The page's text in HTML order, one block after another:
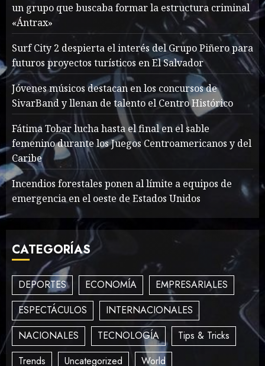
1
Searching for the
forgotten heroes of World
War Two
MAYO 14, 2024 860
2
What’s Scarier Than the
Sex Talk? Its About Weight
MAYO 14, 2024 862
3
How To Write Award
Winning Blog Headlines
4
How Many of These Italian
Foods Have You Tried?
MAYO 14, 2024 810
un grupo que buscaba formar la estructura criminal
«Ántrax»
Surf City 2 despierta el interés del Grupo Piñero para
futuros proyectos turísticos en El Salvador
Jóvenes músicos destacan en los concursos de
SivarBand y llenan de talento el Centro Histórico
Fátima Tobar lucha hasta el final en el sable
femenino durante los Juegos Centroamericanos y del
Caribe
Incendios forestales ponen al límite a equipos de
emergencia en el oeste de Estados Unidos
CATEGORÍAS
DEPORTES ECONOMÍA
EMPRESARIALES
ESPECTÁCULOS
INTERNACIONALES
NACIONALES
TECNOLOGÍA
Tips & Tricks
Trends
Uncategorized World